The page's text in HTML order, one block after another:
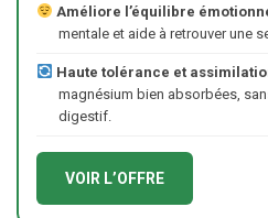
Améliore l’équilibre
mentale et aide à retrouver une
Haute tolérance et
magnésium bien absorbées,
digestif.
VOIR L’OFFRE